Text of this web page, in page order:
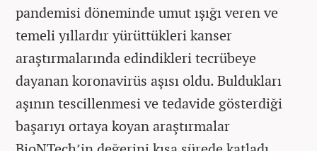
pandemisi döneminde umut ışığı veren ve
temeli yıllardır yürüttükleri kanser
araştırmalarında edindikleri tecrübeye
dayanan koronavirüs aşısı oldu. Buldukları
aşının tescillenmesi ve tedavide gösterdiği
başarıyı ortaya koyan araştırmalar